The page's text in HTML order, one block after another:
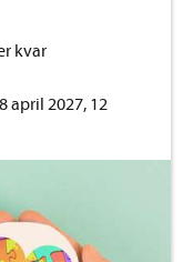
kvar
april 2027, 12